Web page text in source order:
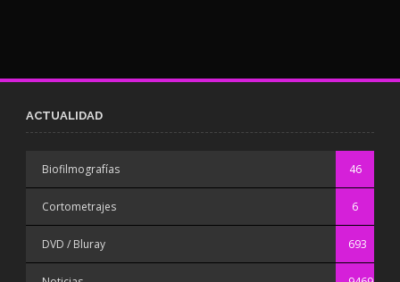
ACTUALIDAD
Biofilmografías 46
Cortometrajes 6
DVD / Bluray 693